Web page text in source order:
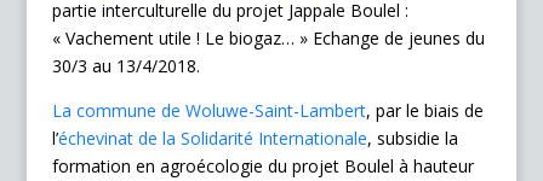
partie interculturelle du projet Jappale Boulel :
« Vachement utile ! Le biogaz… » Echange de jeunes du
30/3 au 13/4/2018.
La commune de Woluwe-Saint-Lambert, par le biais de
l’échevinat de la Solidarité Internationale, subsidie la
formation en agroécologie du projet Boulel à hauteur